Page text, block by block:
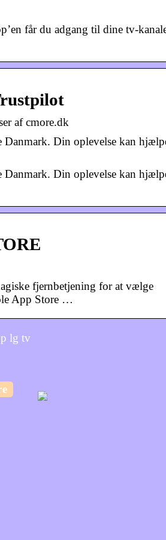
får du adgang til dine tv-
af cmore.dk
Danmark. Din oplevelse kan
Danmark. Din oplevelse kan
fjernbetjening for at vælge
App Store …
lg tv